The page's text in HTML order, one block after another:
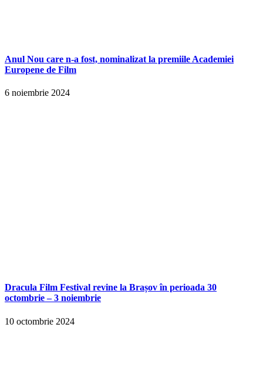
Anul Nou care n-a fost, nominalizat la premiile Academiei
Europene de Film
6 noiembrie 2024
Dracula Film Festival revine la Brașov în perioada 30
octombrie – 3 noiembrie
10 octombrie 2024